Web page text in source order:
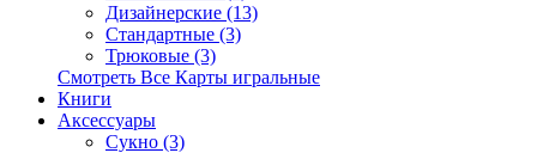
Дизайнерские (13)
Стандартные (3)
Трюковые (3)
Смотреть Все Карты игральные
Книги
Аксессуары
Сукно (3)